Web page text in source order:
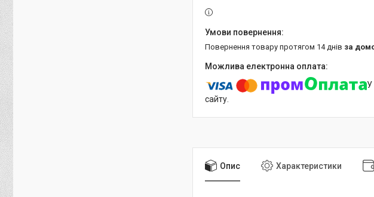
повернення товару протягом 14 днів за
У
сайту.
Опис Характеристики